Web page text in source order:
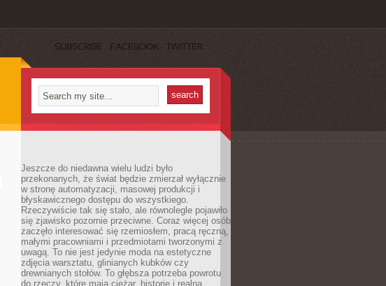
SUBSCRIBE FACEBOOK TWITTER
Jeszcze do niedawna wielu ludzi było
przekonanych, że świat będzie zmierzał wyłącznie
w stronę automatyzacji, masowej produkcji i
błyskawicznego dostępu do wszystkiego.
Rzeczywiście tak się stało, ale równolegle pojawiło
się zjawisko pozornie przeciwne. Coraz więcej osób
zaczęło interesować się rzemiosłem, pracą ręczną,
małymi pracowniami i przedmiotami tworzonymi z
uwagą. To nie jest jedynie moda na estetyczne
zdjęcia warsztatu, glinianych kubków czy
drewnianych stołów. To głębsza potrzeba powrotu
do rzeczy, które mają ciężar, historię i realną